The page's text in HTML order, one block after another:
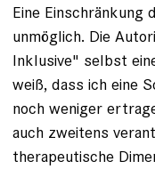
Eine
unmöglich. Die
Inklusive" selbst
weiß, dass ich eine
noch weniger
auch zweitens
therapeutische